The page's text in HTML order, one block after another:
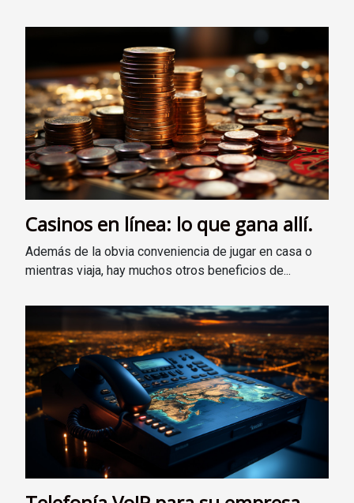
Casinos en línea: lo que gana allí.
Además de la obvia conveniencia de jugar en casa o
mientras viaja, hay muchos otros beneficios de...